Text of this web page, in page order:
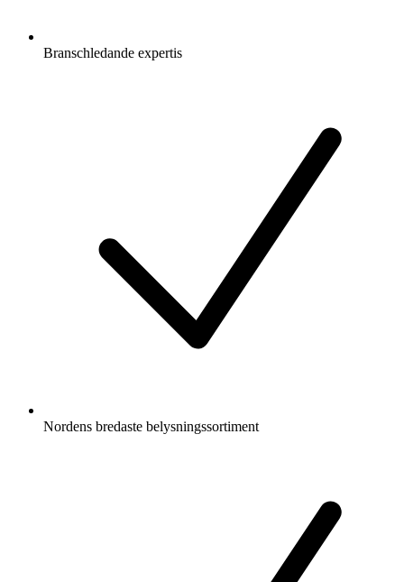
Branschledande expertis
Nordens bredaste belysningssortiment